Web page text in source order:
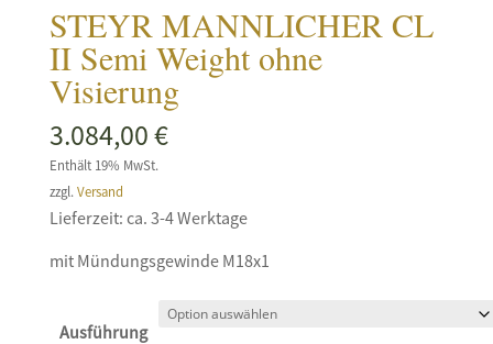
STEYR MANNLICHER CL
II Semi Weight ohne
Visierung
3.084,00€
Enthält 19% MwSt.
zzgl. Versand
Lieferzeit: ca. 3-4 Werktage
mit Mündungsgewinde M18x1
Ausführung